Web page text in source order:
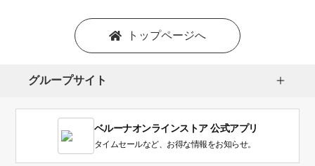
トップページへ
グループサイト
ベルーナオンラインストア 公式アプリ
タイムセールなど、お得な情報をお知らせ。